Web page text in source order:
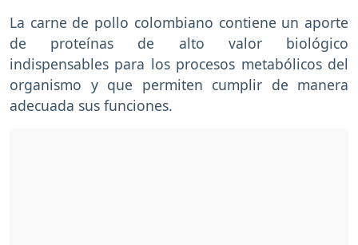
La carne de pollo colombiano contiene un aporte
de proteínas de alto valor biológico
indispensables para los procesos metabólicos del
organismo y que permiten cumplir de manera
adecuada sus funciones.